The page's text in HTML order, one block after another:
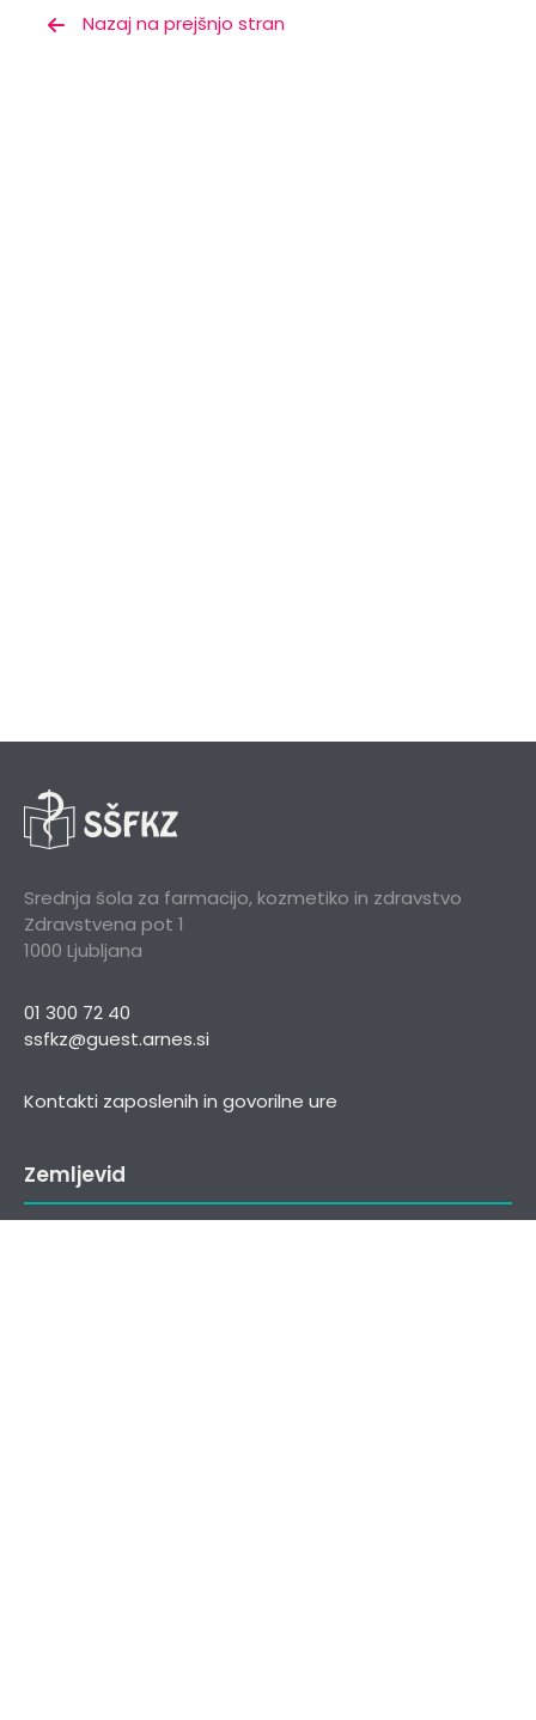
Nazaj na prejšnjo stran
Srednja šola za farmacijo, kozmetiko in zdravstvo
Zdravstvena pot 1
1000 Ljubljana
01 300 72 40
ssfkz@guest.arnes.si
Kontakti zaposlenih in govorilne ure
Zemljevid